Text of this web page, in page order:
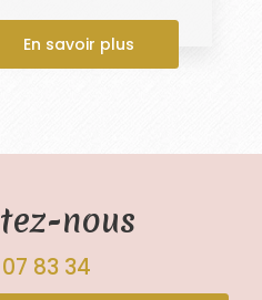
En savoir plus
nous
83 34